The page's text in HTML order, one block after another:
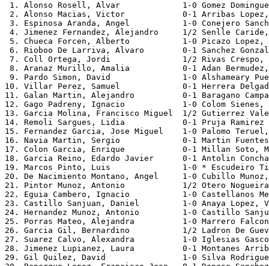
1. Alonso Rosell, Alvar             1-0 Gomez
2. Alonso Macias, Victor            0-1 Arribas Lopez,
3. Espinosa Aranda, Angel           1-0 Conejero
4. Jimenez Fernandez, Alejandro     1/2 Senlle
5. Chueca Forcen, Alberto           1-0 Picazo Lopez,
6. Rioboo De Larriva, Alvaro        0-1 Sanchez
7. Coll Ortega, Jordi               1/2 Rivas Crespo,
8. Aranaz Murillo, Amalia           0-1 Adan
9. Pardo Simon, David               1-0 Alshameary
10. Villar Perez, Samuel             0-1 Herrera
11. Galan Martin, Alejandro          0-1 Baragano
12. Gago Padreny, Ignacio            1-0 Colom Sienes,
13. Garcia Molina, Francisco Miguel  1/2 Gutierrez
14. Remoli Sargues, Lidia            0-1 Pruja Ramirez
15. Fernandez Garcia, Jose Miguel    1-0 Palomo
16. Navia Martin, Sergio             0-1 Martin
17. Colon Garcia, Enrique            0-1 Millan Soto,
18. Garcia Reino, Edardo Javier      0-1 Antolin
19. Marcos Pinto, Luis               1-0 * Escudeiro
20. De Nacimiento Montano, Angel     1-0 Cubillo
21. Pintor Munoz, Antonio            1/2 Otero
22. Eguia Cambero, Ignacio           1-0 Castellanos
23. Castillo Sanjuan, Daniel         1-0 Anaya Lopez,
24. Hernandez Munoz, Antonio         1-0 Castillo
25. Porras Mateo, Alejandra          1-0 Marrero
26. Garcia Gil, Bernardino           1/2 Ladron De
27. Suarez Calvo, Alexandra          1-0 Iglesias
28. Jimenez Lupianez, Laura          0-1 Montanes
29. Gil Quilez, David                1-0 Silva